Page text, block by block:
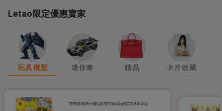
Letao限定優惠賣家
玩具模型 迷你車 精品 卡片收藏